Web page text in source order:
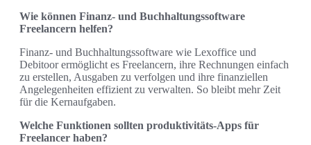
Wie können Finanz- und Buchhaltungssoftware
Freelancern helfen?
Finanz- und Buchhaltungssoftware wie Lexoffice und
Debitoor ermöglicht es Freelancern, ihre Rechnungen einfach
zu erstellen, Ausgaben zu verfolgen und ihre finanziellen
Angelegenheiten effizient zu verwalten. So bleibt mehr Zeit
für die Kernaufgaben.
Welche Funktionen sollten produktivitäts-Apps für
Freelancer haben?